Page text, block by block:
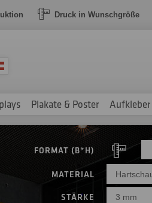
Druck in Wunschgröße
Plakate & Poster Aufkleber
FORMAT (B*H)
MATERIAL
STÄRKE 3 mm